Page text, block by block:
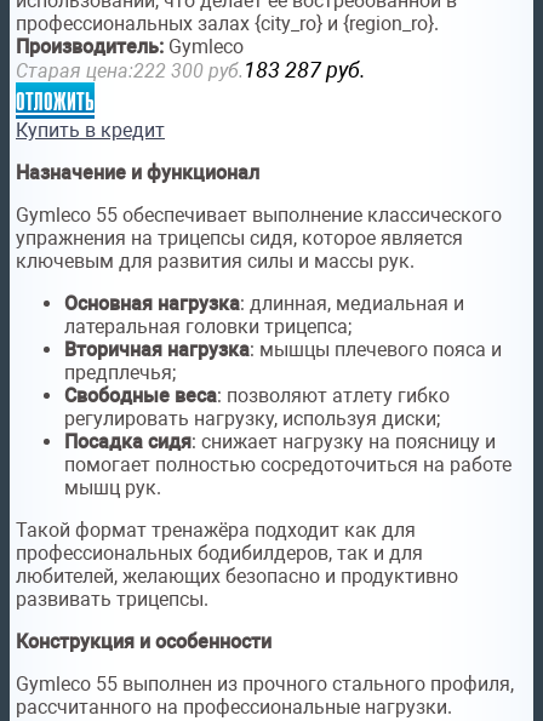
профессиональных залах {city_ro} и {region_ro}.
Производитель: Gymleco
Старая цена:222 300 руб. 183 287 руб.
отложить
Купить в кредит
Назначение и функционал
Gymleco 55 обеспечивает выполнение классического
упражнения на трицепсы сидя, которое является
ключевым для развития силы и массы рук.
Основная нагрузка: длинная, медиальная и
латеральная головки трицепса;
Вторичная нагрузка: мышцы плечевого пояса и
предплечья;
Свободные веса: позволяют атлету гибко
регулировать нагрузку, используя диски;
Посадка сидя: снижает нагрузку на поясницу и
помогает полностью сосредоточиться на работе
мышц рук.
Такой формат тренажёра подходит как для
профессиональных бодибилдеров, так и для
любителей, желающих безопасно и продуктивно
развивать трицепсы.
Конструкция и особенности
Gymleco 55 выполнен из прочного стального профиля,
рассчитанного на профессиональные нагрузки.